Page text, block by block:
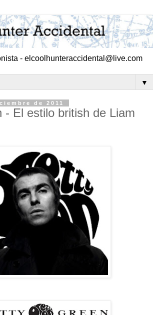
- elcoolhunteraccidental@live.com
▼
de 2011
- El estilo british de Liam